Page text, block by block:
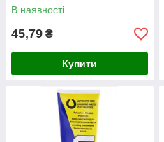
В наявності
45,79 ₴
Купити